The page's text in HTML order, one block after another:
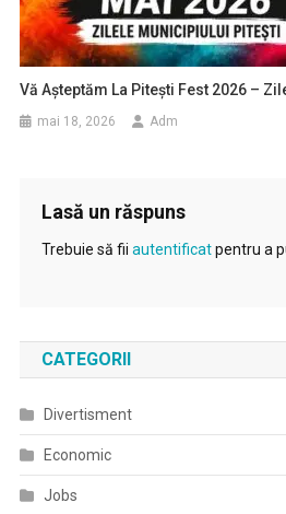
Vă Așteptăm La Pitești Fest 2026 –
mai 18, 2026 Adm
Lasă un răspuns
Trebuie să fii autentificatpentru a
CATEGORII
Divertisment
Economic
Jobs